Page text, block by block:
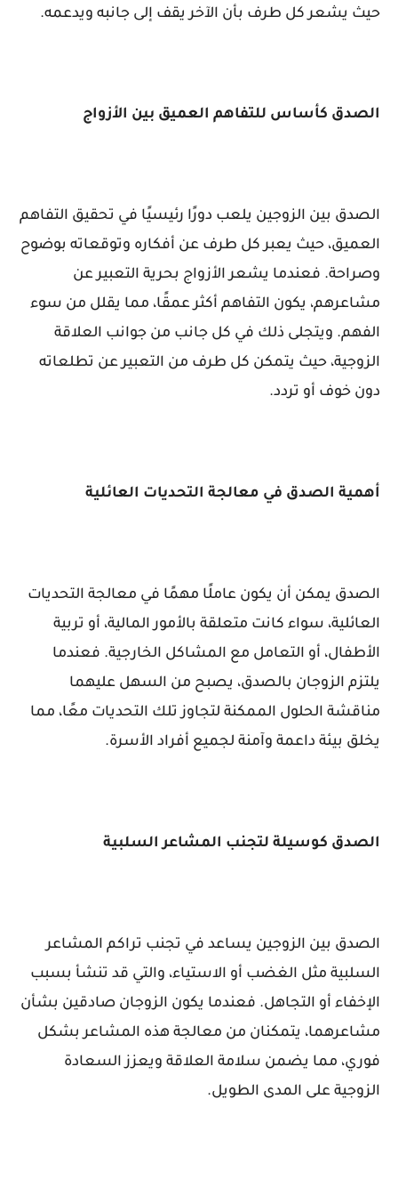
حيث يشعر كل طرف بأن الآخر يقف إلى جانبه ويدعمه.
الصدق كأساس للتفاهم العميق بين الأزواج
الصدق بين الزوجين يلعب دورًا رئيسيًا في تحقيق التفاهم
العميق، حيث يعبر كل طرف عن أفكاره وتوقعاته بوضوح
وصراحة. فعندما يشعر الأزواج بحرية التعبير عن
مشاعرهم، يكون التفاهم أكثر عمقًا، مما يقلل من سوء
الفهم. ويتجلى ذلك في كل جانب من جوانب العلاقة
الزوجية، حيث يتمكن كل طرف من التعبير عن تطلعاته
دون خوف أو تردد.
أهمية الصدق في معالجة التحديات العائلية
الصدق يمكن أن يكون عاملًا مهمًا في معالجة التحديات
العائلية، سواء كانت متعلقة بالأمور المالية، أو تربية
الأطفال، أو التعامل مع المشاكل الخارجية. فعندما
يلتزم الزوجان بالصدق، يصبح من السهل عليهما
مناقشة الحلول الممكنة لتجاوز تلك التحديات معًا، مما
يخلق بيئة داعمة وآمنة لجميع أفراد الأسرة.
الصدق كوسيلة لتجنب المشاعر السلبية
الصدق بين الزوجين يساعد في تجنب تراكم المشاعر
السلبية مثل الغضب أو الاستياء، والتي قد تنشأ بسبب
الإخفاء أو التجاهل. فعندما يكون الزوجان صادقين بشأن
مشاعرهما، يتمكنان من معالجة هذه المشاعر بشكل
فوري، مما يضمن سلامة العلاقة ويعزز السعادة
الزوجية على المدى الطويل.